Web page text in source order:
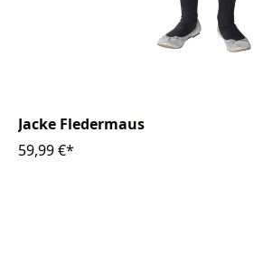
Jacke Fledermaus
59,99 €*